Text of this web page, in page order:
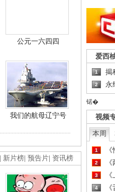
公元一六四四
我们的航母辽宁号
新片榜 预告片 资讯榜
爱西
1 揭
2 永
锘�
视频
本周
1
2
3
4